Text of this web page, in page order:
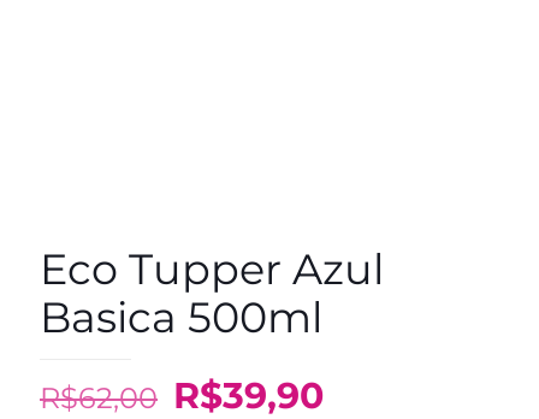
Eco Tupper Azul
Basica 500ml
R$62,00 O
R$39,90O